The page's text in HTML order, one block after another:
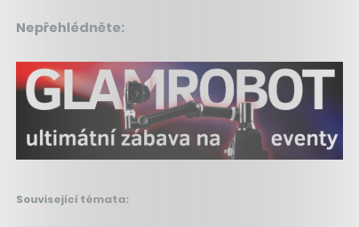
Nepřehlédněte:
Související témata: